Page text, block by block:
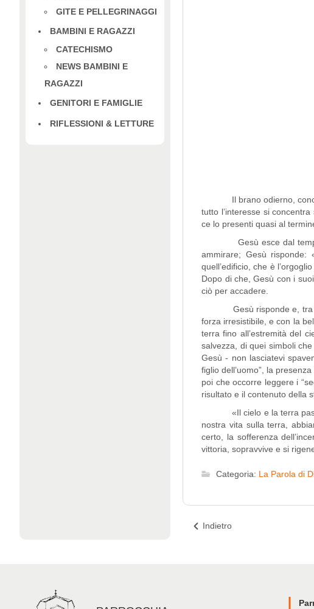
GITE E PELLEGRINAGGI
BAMBINI E RAGAZZI
CATECHISMO
NEWS BAMBINI E
RAGAZZI
GENITORI E FAMIGLIE
RIFLESSIONI & LETTURE
Il brano odierno,
tutto l’interesse si
ce lo presenti quasi al
Gesù esce dal tempio, e
ammirare; Gesù
quell’edificio, che è
Dopo di che, Gesù con i
ciò per accadere.
Gesù risponde e, tra le
forza irresistibile, e con la
terra fino all’estremità del
salvezza, di quei simboli
Gesù - non lasciatevi
figlio dell’uomo”, la
poi che occorre leggere i
risultato e il contenuto della
«Il cielo e la terra
nostra vita sulla terra,
certo, la sofferenza
vittoria, sopravvive e si
Categoria: La Parola di
Indietro